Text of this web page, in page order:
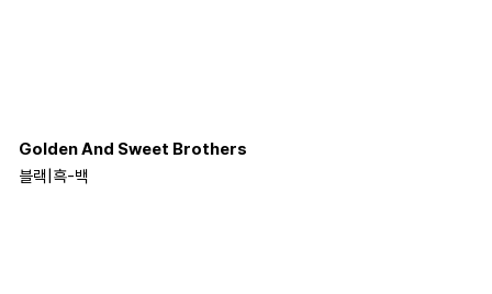
Golden And Sweet Brothers
블랙 흑-백